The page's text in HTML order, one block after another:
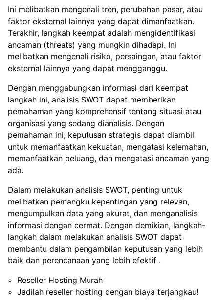
Ini melibatkan mengenali tren, perubahan pasar, atau
faktor eksternal lainnya yang dapat dimanfaatkan.
Terakhir, langkah keempat adalah mengidentifikasi
ancaman (threats) yang mungkin dihadapi. Ini
melibatkan mengenali risiko, persaingan, atau faktor
eksternal lainnya yang dapat mengganggu.
Dengan menggabungkan informasi dari keempat
langkah ini, analisis SWOT dapat memberikan
pemahaman yang komprehensif tentang situasi atau
organisasi yang sedang dianalisis. Dengan
pemahaman ini, keputusan strategis dapat diambil
untuk memanfaatkan kekuatan, mengatasi kelemahan,
memanfaatkan peluang, dan mengatasi ancaman yang
ada.
Dalam melakukan analisis SWOT, penting untuk
melibatkan pemangku kepentingan yang relevan,
mengumpulkan data yang akurat, dan menganalisis
informasi dengan cermat. Dengan demikian, langkah-
langkah dalam melakukan analisis SWOT dapat
membantu dalam pengambilan keputusan yang lebih
baik dan perencanaan yang lebih efektif .
Reseller Hosting Murah
Jadilah reseller hosting dengan biaya terjangkau!